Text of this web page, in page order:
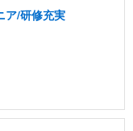
ア/研修充実